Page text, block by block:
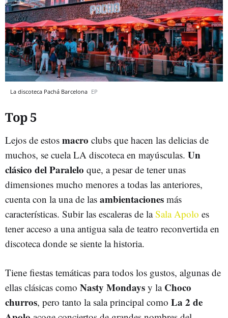
La discoteca Pachá Barcelona EP
Top 5
Lejos de estos macro clubs que hacen las delicias de
muchos, se cuela LA discoteca en mayúsculas. Un
clásico del Paralelo que, a pesar de tener unas
dimensiones mucho menores a todas las anteriores,
cuenta con la una de las ambientaciones más
características. Subir las escaleras de laSala Apolo es
tener acceso a una antigua sala de teatro reconvertida en
discoteca donde se siente la historia.
Tiene fiestas temáticas para todos los gustos, algunas de
ellas clásicas como Nasty Mondays y la Choco
churros, pero tanto la sala principal como La 2 de